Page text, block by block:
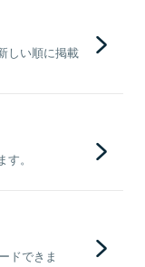
しい順に掲載
。
ドできま